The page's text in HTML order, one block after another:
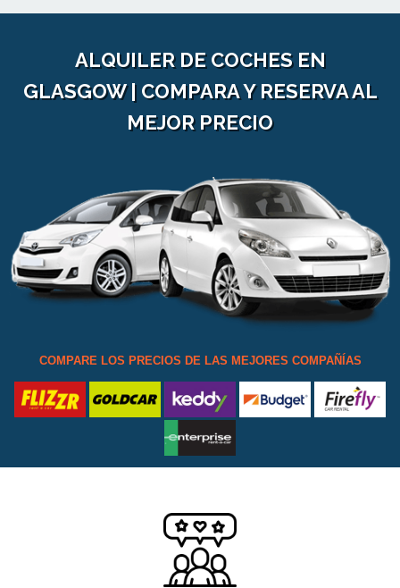
ALQUILER DE COCHES EN
GLASGOW | COMPARA Y RESERVA AL
MEJOR PRECIO
COMPARE LOS PRECIOS DE LAS MEJORES COMPAÑÍAS